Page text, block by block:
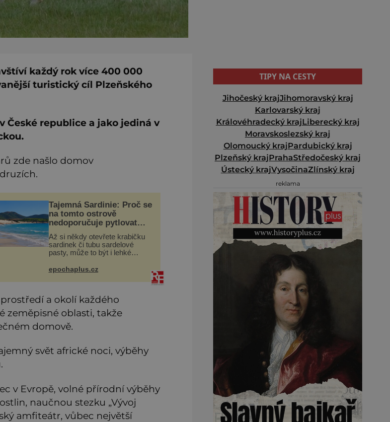
každý rok více 400 000
turistický cíl Plzeňského
České republice a jako jediná v
zde našlo domov
Tajemná Sardinie: Proč se
na tomto ostrově
nedoporučuje pytlovat
„mořské brambory“?
Až si někdy otevřete krabičku
sardinek či tubu sardelové
pasty, může to být i lehké
Středozemního moře, na ostrov
byl právě italský ostrov Sa
epochaplus.cz
a okolí každého
zeměpisné oblasti, takže
domově.
svět africké noci, výběhy
v Evropě, volné přírodní výběhy
naučnou stezku „Vývoj
amfiteátr, vůbec největší
TIPY NA CESTY
Jihočeský krajJihomoravský kraj
Karlovarský kraj
Královéhradecký krajLiberecký kraj
Moravskoslezský kraj
Olomoucký krajPardubický kraj
Plzeňský krajPrahaStředočeský kraj
Ústecký krajVysočinaZlínský kraj
reklama